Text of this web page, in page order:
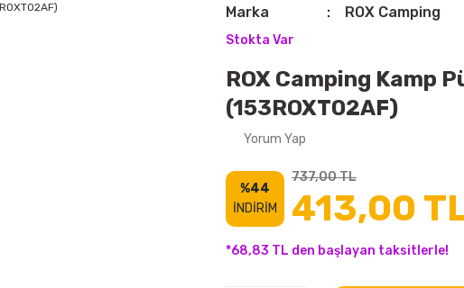
Marka ROX Camping
Stokta Var
ROX Camping Kamp
(153ROXT02AF)
Yorum Yap
%44
İNDİRİM
737,00 TL
413,00
*68,83 TL den başlayan taksitlerle!